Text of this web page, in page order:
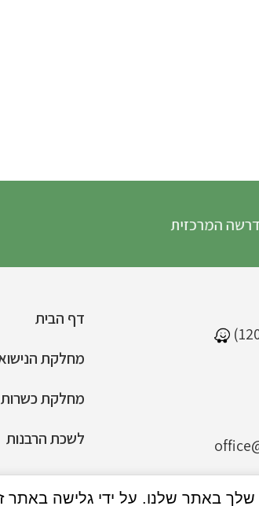
דף הבית
מחלקת
מחלקת כשרות
לשכת הרבנות
הצהרת נגישות